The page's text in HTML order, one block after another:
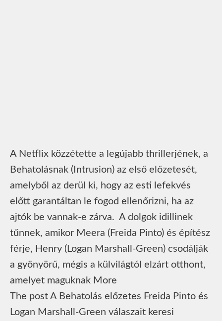
A Netflix közzétette a legújabb thrillerjének, a
Behatolásnak (Intrusion) az első előzetesét,
amelyből az derül ki, hogy az esti lefekvés
előtt garantáltan le fogod ellenőrizni, ha az
ajtók be vannak-e zárva. A dolgok idillinek
tűnnek, amikor Meera (Freida Pinto) és építész
férje, Henry (Logan Marshall-Green) csodálják
a gyönyörű, mégis a külvilágtól elzárt otthont,
amelyet maguknak More
The post A Behatolás előzetes Freida Pinto és
Logan Marshall-Green válaszait keresi